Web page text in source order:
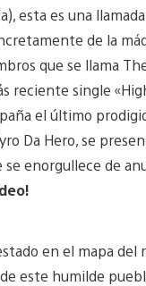
esta es una
de la
que se llama
reciente single
el último
Da Hero, se
enorgullece de
en el mapa del
este humilde